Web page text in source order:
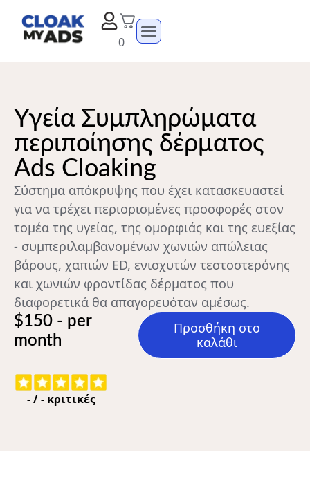
0
Υγεία Συμπληρώματα
περιποίησης δέρματος
Ads Cloaking
Σύστημα απόκρυψης που έχει κατασκευαστεί
για να τρέχει περιορισμένες προσφορές στον
τομέα της υγείας, της ομορφιάς και της ευεξίας
- συμπεριλαμβανομένων χωνιών απώλειας
βάρους, χαπιών ED, ενισχυτών τεστοστερόνης
και χωνιών φροντίδας δέρματος που
διαφορετικά θα απαγορευόταν αμέσως.
$150 - per
month
Προσθήκη στο
καλάθι
-/- κριτικές